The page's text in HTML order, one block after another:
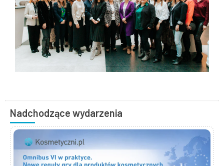
Nadchodzące wydarzenia